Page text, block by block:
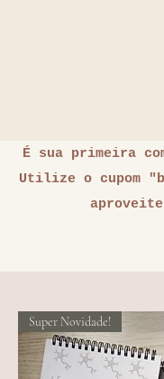
É sua primeira
Utilize o cupom
aproveite
Super Novidade!